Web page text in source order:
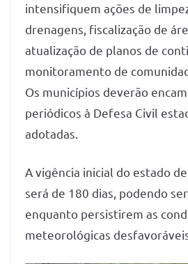
intensifiquem ações de
drenagens, fiscalização de
atualização de planos de
monitoramento de
Os municípios deverão
periódicos à Defesa Civil
adotadas.
A vigência inicial do estado
será de 180 dias, podendo
enquanto persistirem as
meteorológicas